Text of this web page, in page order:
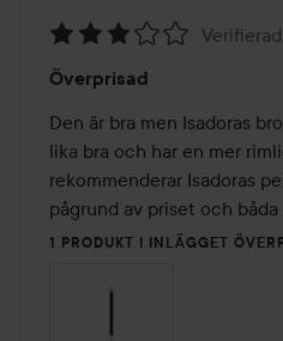
3
av
5
Överprisad
Den är bra men Isadoras
lika bra och har en mer
rekommenderar Isadoras
pågrund av priset och
1 PRODUKT I INLÄGGET